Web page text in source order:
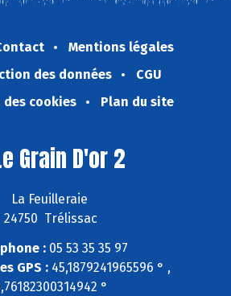
Mentions légales
des données
CGU
des cookies
Plan du site
Grain D'or 2
La Feuilleraie
24750 Trélissac
:05 53 35 35 97
GPS : 45,1879241965596 ° ,
°